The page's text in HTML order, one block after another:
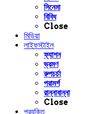
সিনেমা
বিবিধ
Close
মিডিয়া
লাইফস্টাইল
ফ্যাশন
ভ্রমণ
রুপচর্চা
পরামর্শ
রান্নাবান্না
Close
প্রযুক্তি